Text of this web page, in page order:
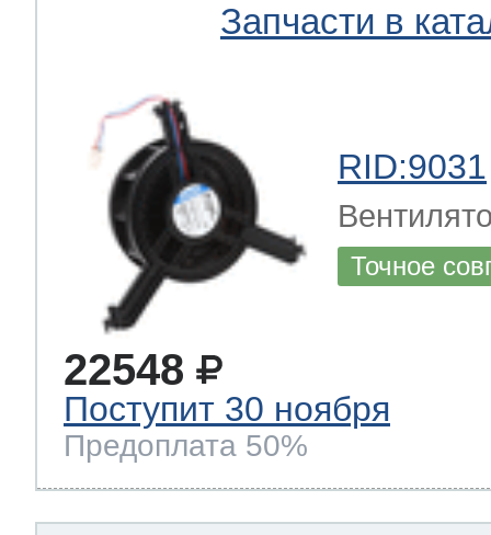
Запчасти в
RID:9031
Точное
22548
Поступит 30 ноября
Предоплата 50%